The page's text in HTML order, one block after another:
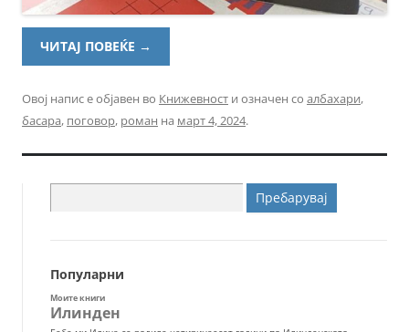
ЧИТАЈ ПОВЕЌЕ →
Овој напис е објавен во Книжевност и означен со албахари,
басара, поговор, роман на март 4, 2024.
за:
Популарни